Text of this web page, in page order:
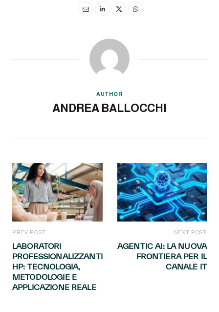
AUTHOR
ANDREA BALLOCCHI
PREV POST
LABORATORI
PROFESSIONALIZZANTI
HP: TECNOLOGIA,
METODOLOGIE E
APPLICAZIONE REALE
NEXT POST
AGENTIC AI: LA NUOVA
FRONTIERA PER IL
CANALE IT